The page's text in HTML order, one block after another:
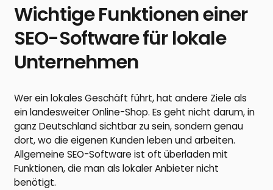
Wichtige Funktionen einer
SEO-Software für lokale
Unternehmen
Wer ein lokales Geschäft führt, hat andere Ziele als
ein landesweiter Online-Shop. Es geht nicht darum, in
ganz Deutschland sichtbar zu sein, sondern genau
dort, wo die eigenen Kunden leben und arbeiten.
Allgemeine SEO-Software ist oft überladen mit
Funktionen, die man als lokaler Anbieter nicht
benötigt.